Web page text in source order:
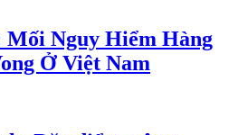
Mối Nguy Hiểm Hàng
Ở Việt Nam